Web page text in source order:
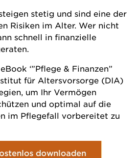
stetig und sind eine der
Risiken im Alter. Wer nicht
schnell in finanzielle
‘”Pflege & Finanzen”
für Altersvorsorge (DIA)
um Ihr Vermögen
und optimal auf die
im Pflegefall vorbereitet zu
downloaden